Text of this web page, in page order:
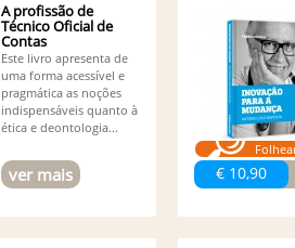
A profissão de
Técnico Oficial de
Contas
Este livro apresenta de
uma forma acessível e
pragmática as noções
indispensáveis quanto à
ética e deontologia...
ver mais € 10,90